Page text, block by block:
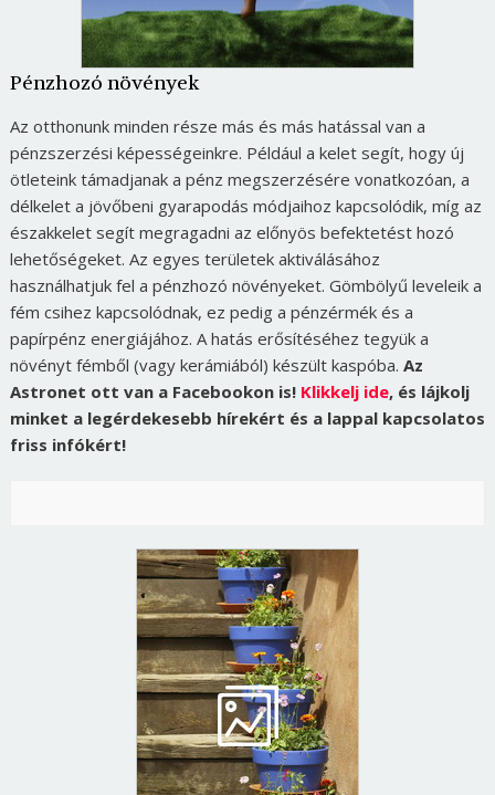
Pénzhozó növények
Az otthonunk minden része más és más hatással van a
pénzszerzési képességeinkre. Például a kelet segít, hogy új
ötleteink támadjanak a pénz megszerzésére vonatkozóan, a
délkelet a jövőbeni gyarapodás módjaihoz kapcsolódik, míg az
északkelet segít megragadni az előnyös befektetést hozó
lehetőségeket. Az egyes területek aktiválásához
használhatjuk fel a pénzhozó növényeket. Gömbölyű leveleik a
fém csihez kapcsolódnak, ez pedig a pénzérmék és a
papírpénz energiájához. A hatás erősítéséhez tegyük a
növényt fémből (vagy kerámiából) készült kaspóba. Az
Astronet ott van a Facebookon is! Klikkelj ide, és lájkolj
minket a legérdekesebb hírekért és a lappal kapcsolatos
friss infókért!